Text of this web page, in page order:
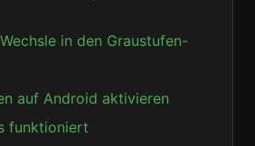
in den Graustufen-
auf Android aktivieren
funktioniert